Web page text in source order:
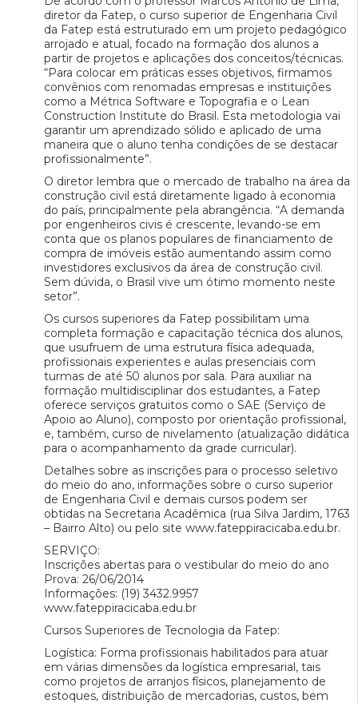
diretor da Fatep, o curso superior de Engenharia Civil
da Fatep está estruturado em um projeto pedagógico
arrojado e atual, focado na formação dos alunos a
partir de projetos e aplicações dos conceitos/técnicas.
“Para colocar em práticas esses objetivos, firmamos
convênios com renomadas empresas e instituições
como a Métrica Software e Topografia e o Lean
Construction Institute do Brasil. Esta metodologia vai
garantir um aprendizado sólido e aplicado de uma
maneira que o aluno tenha condições de se destacar
profissionalmente”.
O diretor lembra que o mercado de trabalho na área da
construção civil está diretamente ligado à economia
do país, principalmente pela abrangência. “A demanda
por engenheiros civis é crescente, levando-se em
conta que os planos populares de financiamento de
compra de imóveis estão aumentando assim como
investidores exclusivos da área de construção civil.
Sem dúvida, o Brasil vive um ótimo momento neste
setor”.
Os cursos superiores da Fatep possibilitam uma
completa formação e capacitação técnica dos alunos,
que usufruem de uma estrutura física adequada,
profissionais experientes e aulas presenciais com
turmas de até 50 alunos por sala. Para auxiliar na
formação multidisciplinar dos estudantes, a Fatep
oferece serviços gratuitos como o SAE (Serviço de
Apoio ao Aluno), composto por orientação profissional,
e, também, curso de nivelamento (atualização didática
para o acompanhamento da grade curricular).
Detalhes sobre as inscrições para o processo seletivo
do meio do ano, informações sobre o curso superior
de Engenharia Civil e demais cursos podem ser
obtidas na Secretaria Acadêmica (rua Silva Jardim, 1763
– Bairro Alto) ou pelo site www.fateppiracicaba.edu.br.
SERVIÇO:
Inscrições abertas para o vestibular do meio do ano
Prova: 26/06/2014
Informações: (19) 3432.9957
www.fateppiracicaba.edu.br
Cursos Superiores de Tecnologia da Fatep:
Logística: Forma profissionais habilitados para atuar
em várias dimensões da logística empresarial, tais
como projetos de arranjos físicos, planejamento de
estoques, distribuição de mercadorias, custos, bem